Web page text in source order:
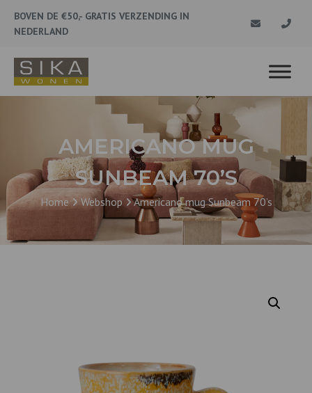
BOVEN DE €50,- GRATIS VERZENDING IN
NEDERLAND
AMERICANO MUG
SUNBEAM 70’S
Home Webshop Americano mug Sunbeam 70’s